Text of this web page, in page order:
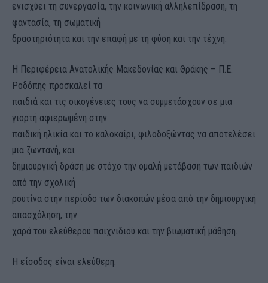
ενισχύει τη συνεργασία, την κοινωνική αλληλεπίδραση, τη
φαντασία, τη σωματική
δραστηριότητα και την επαφή με τη φύση και την τέχνη.
Η Περιφέρεια Ανατολικής Μακεδονίας και Θράκης – Π.Ε.
Ροδόπης προσκαλεί τα
παιδιά και τις οικογένειες τους να συμμετάσχουν σε μια
γιορτή αφιερωμένη στην
παιδική ηλικία και το καλοκαίρι, φιλοδοξώντας να αποτελέσει
μια ζωντανή, και
δημιουργική δράση με στόχο την ομαλή μετάβαση των παιδιών
από την σχολική
ρουτίνα στην περίοδο των διακοπών μέσα από την δημιουργική
απασχόληση, την
χαρά του ελεύθερου παιχνιδιού και την βιωματική μάθηση.
Η είσοδος είναι ελεύθερη.